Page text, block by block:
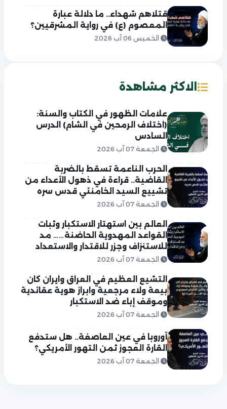
قتلاهم شهداء.. ما دلالة عبارة
المعصوم (ع) في رواية المشرقيين؟
الخميس 06 آب 2026
الاكثر مشاهدة
علامات الظهور في الكتاب والسنة:
(اختلاف الرمحين في الشام) الدرس
السادس
الجمعة 07 آب 2026
الحرب الناعمة تسقط بالضربة
القاضية.. قراءة في ذهول الأعداء من
تشييع السيد الخامنئي قدس سره
الجمعة 07 آب 2026
العالم بين استهتار الاستكبار وثبات
القواعد المهدوية الحاضنة…… مد
للاستنزاف وجزر للاقتدار والاستعداد
الجمعة 07 آب 2026
التشيع العظيم في العراق وايران كان
بيعة ولاء مرجعية وابراز هوية عقائدية
وموقف إباء ضد الاستكبار
الجمعة 07 آب 2026
أوروبا في عين العاصفة.. هل ستدفع
القارة العجوز ثمن التهور الأمريكي؟
الجمعة 07 آب 2026